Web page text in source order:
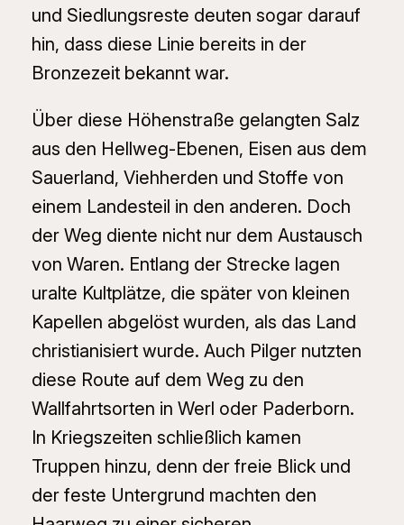
und Siedlungsreste deuten sogar darauf
hin, dass diese Linie bereits in der
Bronzezeit bekannt war.
Über diese Höhenstraße gelangten Salz
aus den Hellweg-Ebenen, Eisen aus dem
Sauerland, Viehherden und Stoffe von
einem Landesteil in den anderen. Doch
der Weg diente nicht nur dem Austausch
von Waren. Entlang der Strecke lagen
uralte Kultplätze, die später von kleinen
Kapellen abgelöst wurden, als das Land
christianisiert wurde. Auch Pilger nutzten
diese Route auf dem Weg zu den
Wallfahrtsorten in Werl oder Paderborn.
In Kriegszeiten schließlich kamen
Truppen hinzu, denn der freie Blick und
der feste Untergrund machten den